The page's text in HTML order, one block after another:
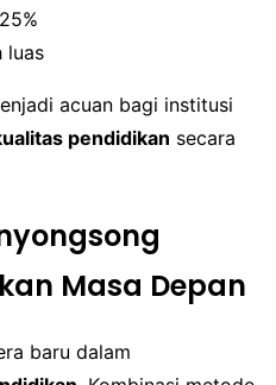
luas
acuan bagi institusi
pendidikan secara
Masa Depan
baru dalam